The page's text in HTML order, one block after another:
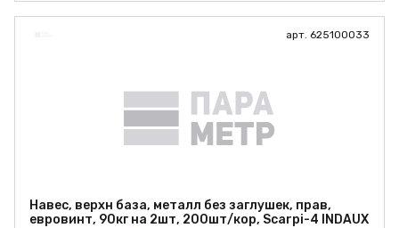
арт. 625100033
Навес, верхн база, металл без заглушек, прав,
евровинт, 90кг на 2шт, 200шт/кор, Scarpi-4 INDAUX